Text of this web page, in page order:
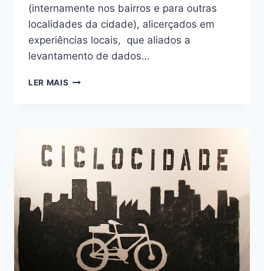
(internamente nos bairros e para outras
localidades da cidade), alicerçados em
experiências locais, que aliados a
levantamento de dados…
LER MAIS 4
ERMELINO
MATARAZZO
MOSTRAM
O
USO
DA
BIKE
ZL